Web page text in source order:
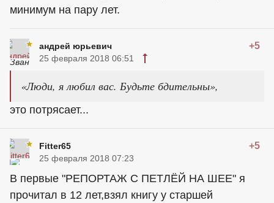
минимум на пару лет.
андрей юрьевич +5
25 февраля 2018 06:51
«Люди, я любил вас. Будьте бдительны»,
это потрясает...
Fitter65 +5
25 февраля 2018 07:23
В первые "РЕПОРТАЖ С ПЕТЛЁЙ НА ШЕЕ" я
прочитал в 12 лет,взял книгу у старшей